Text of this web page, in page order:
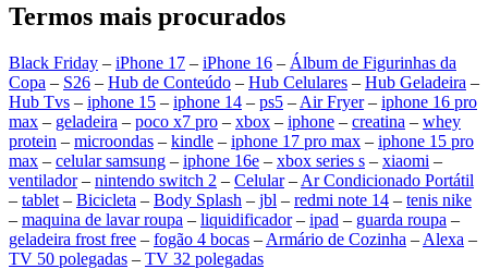
Termos mais procurados
Black Friday – iPhone 17 – iPhone 16 – Álbum de Figurinhas da
Copa – S26 – Hub de Conteúdo – Hub Celulares – Hub Geladeira –
Hub Tvs – iphone 15 – iphone 14 – ps5 – Air Fryer– iphone 16 pro
max – geladeira – poco x7 pro – xbox – iphone – creatina – whey
protein – microondas – kindle – iphone 17 pro max – iphone 15 pro
max – celular samsung – iphone 16e – xbox series s – xiaomi –
ventilador– nintendo switch 2 – Celular– Ar Condicionado Portátil
– tablet – Bicicleta – Body Splash – jbl – redmi note 14 – tenis nike
– maquina de lavar roupa – liquidificador– ipad – guarda roupa –
geladeira frost free – fogão 4 bocas – Armário de Cozinha – Alexa –
TV 50 polegadas – TV 32 polegadas